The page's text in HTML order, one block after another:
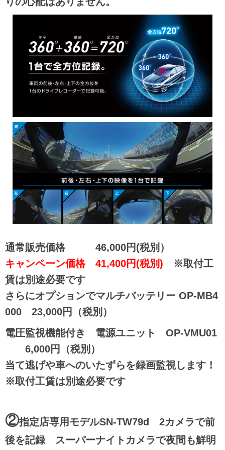
通常販売価格 46,000円(税別）
キャンペーン価格 41,400円(税別) ※取付工
賃は別途必要です
さらにオプションでマルチバッテリー OP-MB4
000 23,000円（税別）
電圧監視機能付き 電源ユニット OP-VMU01
6,000円（税別）
当て逃げや車へのいたずらを録画監視します！
※取付工賃は別途必要です
②指定店専用モデルSN-TW79d 2カメラで前
後を記録 スーパーナイトカメラで夜間も鮮明